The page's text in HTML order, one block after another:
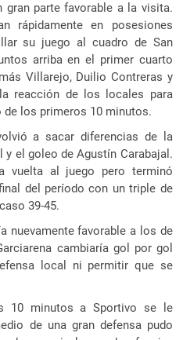
parte favorable a la visita.
rápidamente en posesiones
su juego al cuadro de San
arriba en el primer cuarto
Villarejo, Duilio Contreras y
reacción de los locales para
de los primeros 10 minutos.
a sacar diferencias de la
y el goleo de Agustín Carabajal.
vuelta al juego pero terminó
del período con un triple de
39-45.
nuevamente favorable a los de
cambiaría gol por gol
local ni permitir que se
10 minutos a Sportivo se le
de una gran defensa pudo